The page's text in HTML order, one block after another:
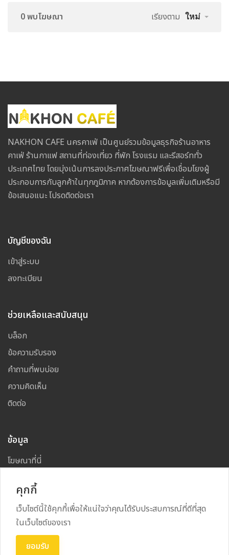
0 พบโฆษณา เรียงตาม ใหม่
NAKHON CAFE นครคาเฟ่ เป็นศูนย์รวมข้อมูลธุรกิจร้านอาหาร
คาเฟ่ ร้านกาแฟ สถานที่ท่องเที่ยว ที่พัก โรงแรม และรีสอร์ททั่ว
ประเทศไทย โดยมุ่งเน้นการลงประกาศโฆษณาฟรีเพื่อเชื่อมโยงผู้
ประกอบการกับลูกค้าในทุกภูมิภาค หากต้องการข้อมูลเพิ่มเติมหรือมี
ข้อเสนอแนะ โปรดติดต่อเรา
บัญชีของฉัน
เข้าสู่ระบบ
ลงทะเบียน
ช่วยเหลือและสนับสนุน
บล็อก
ข้อความรับรอง
คำถามที่พบบ่อย
ความคิดเห็น
ติดต่อ
ข้อมูล
โฆษณาที่นี่
Copyright2026
Power ByRECRUSS SYSTEM
คุกกี้
เว็บไซต์นี้ใช้คุกกี้เพื่อให้แน่ใจว่าคุณได้รับประสบการณ์ที่ดีที่สุด
ในเว็บไซต์ของเรา
ยอมรับ